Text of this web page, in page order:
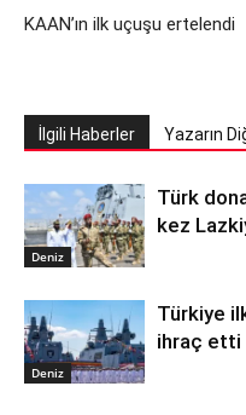
KAAN’ın ilk uçuşu ertelendi
İlgili Haberler Yazarın
Deniz
Türk
kez
Deniz
Türkiye
ihraç etti